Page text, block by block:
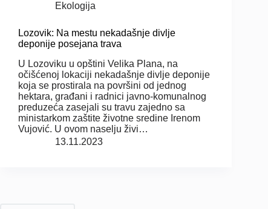
Ekologija
Lozovik: Na mestu nekadašnje divlje
deponije posejana trava
U Lozoviku u opštini Velika Plana, na
očišćenoj lokaciji nekadašnje divlje deponije
koja se prostirala na površini od jednog
hektara, građani i radnici javno-komunalnog
preduzeća zasejali su travu zajedno sa
ministarkom zaštite životne sredine Irenom
Vujović. U ovom naselju živi…
13.11.2023